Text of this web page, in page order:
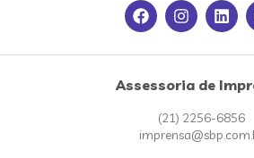
Assessoria de
(21) 2256-6856